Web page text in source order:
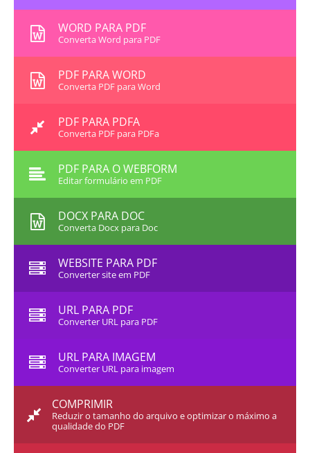
WORD PARA PDF
Converta Word para PDF
PDF PARA WORD
Converta PDF para Word
PDF PARA PDFA
Converta PDF para PDFa
PDF PARA O WEBFORM
Editar formulário em PDF
DOCX PARA DOC
Converta Docx para Doc
WEBSITE PARA PDF
Converter site em PDF
URL PARA PDF
Converter URL para PDF
URL PARA IMAGEM
Converter URL para imagem
COMPRIMIR
Reduzir o tamanho do arquivo e optimizar o máximo a
qualidade do PDF